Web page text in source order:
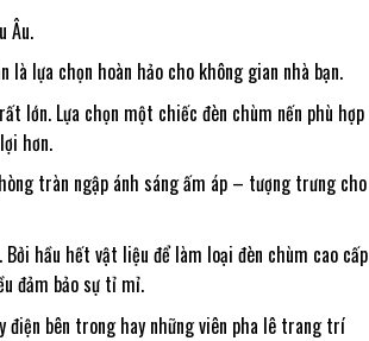
Âu.
lựa chọn hoàn hảo cho không gian nhà bạn.
lớn. Lựa chọn một chiếc đèn chùm nến phù hợp
hơn.
tràn ngập ánh sáng ấm áp – tượng trưng cho
hầu hết vật liệu để làm loại đèn chùm cao cấp
đảm bảo sự tỉ mỉ.
điện bên trong hay những viên pha lê trang trí